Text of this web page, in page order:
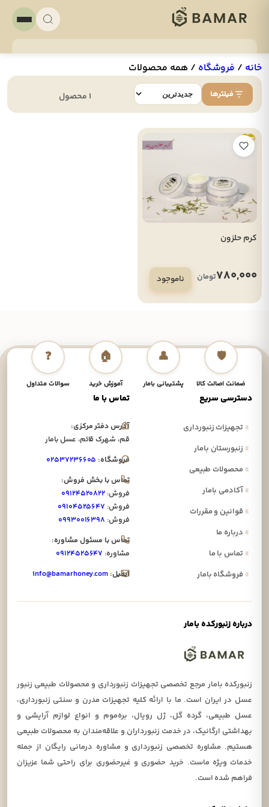
خانه/ فروشگاه/ همه محصولات
فیلترها
کرم حلزون
780,000تومان ناموجود
🛡️
ضمانت اصالت کالا
👤
پشتیبانی بامار
🏠
آموزش خرید
❓
سوالات متداول
دسترسی سریع
»تجهیزات زنبورداری
»زنبورستان بامار
»محصولات طبیعی
»آکادمی بامار
»قوانین و مقررات
»درباره ما
»تماس با ما
»فروشگاه بامار
تماس با ما
آدرس دفتر مرکزی:
قم، شهرک قائم، عسل بامار
فروشگاه: ۰۲۵۳۷۲۳۶۶۰۵
تماس با بخش فروش:
فروش: ۰۹۱۲۴۵۲۰۸۲۲
فروش: ۰۹۱۰۴۵۲۵۶۴۷
فروش: ۰۹۹۳۰۰۱۶۳۹۸
تماس با مسئول مشاوره:
مشاوره: ۰۹۱۲۴۵۲۵۶۴۷
ایمیل: info@bamarhoney.com
درباره زنبورکده بامار
زنبورکده بامار مرجع تخصصی تجهیزات زنبورداری و محصولات طبیعی زنبور
عسل در ایران است. ما با ارائه کلیه تجهیزات مدرن و سنتی زنبورداری،
عسل طبیعی، گرده گل، ژل رویال، بره‌موم و انواع لوازم آرایشی و
بهداشتی ارگانیک، در خدمت زنبورداران و علاقه‌مندان به محصولات طبیعی
هستیم. مشاوره تخصصی زنبورداری و مشاوره درمانی رایگان از جمله
خدمات ویژه ماست. خرید حضوری و غیرحضوری برای راحتی شما عزیزان
فراهم شده است.